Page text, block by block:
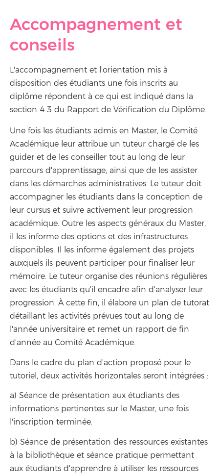
Accompagnement et
conseils
L'accompagnement et l'orientation mis à
disposition des étudiants une fois inscrits au
diplôme répondent à ce qui est indiqué dans la
section 4.3 du Rapport de Vérification du Diplôme.
Une fois les étudiants admis en Master, le Comité
Académique leur attribue un tuteur chargé de les
guider et de les conseiller tout au long de leur
parcours d'apprentissage, ainsi que de les assister
dans les démarches administratives. Le tuteur doit
accompagner les étudiants dans la conception de
leur cursus et suivre activement leur progression
académique. Outre les aspects généraux du Master,
il les informe des options et des infrastructures
disponibles. Il les informe également des projets
auxquels ils peuvent participer pour finaliser leur
mémoire. Le tuteur organise des réunions régulières
avec les étudiants qu'il encadre afin d'analyser leur
progression. À cette fin, il élabore un plan de tutorat
détaillant les activités prévues tout au long de
l'année universitaire et remet un rapport de fin
d'année au Comité Académique.
Dans le cadre du plan d'action proposé pour le
tutoriel, deux activités horizontales seront intégrées :
a) Séance de présentation aux étudiants des
informations pertinentes sur le Master, une fois
l'inscription terminée.
b) Séance de présentation des ressources existantes
à la bibliothèque et séance pratique permettant
aux étudiants d'apprendre à utiliser les ressources